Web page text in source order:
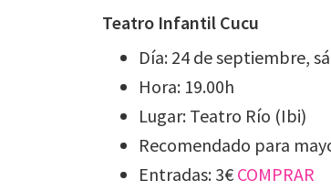
Teatro Infantil Cucu
Día: 24 de septiembre,
Hora: 19.00h
Lugar: Teatro Río (Ibi)
Recomendado para
Entradas: 3€ COMPRAR